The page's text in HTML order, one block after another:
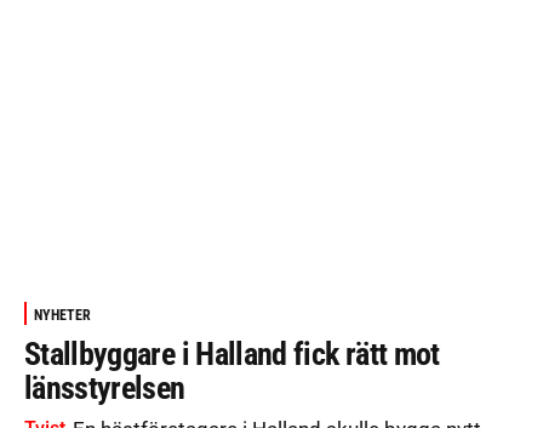
NYHETER
Stallbyggare i Halland fick rätt mot
länsstyrelsen